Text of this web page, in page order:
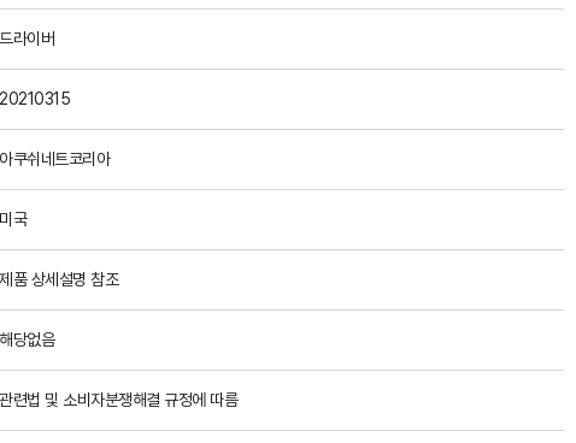
드라이버
20210315
아쿠쉬네트코리아
미국
제품 상세설명 참조
해당없음
관련법 및 소비자분쟁해결 규정에 따름